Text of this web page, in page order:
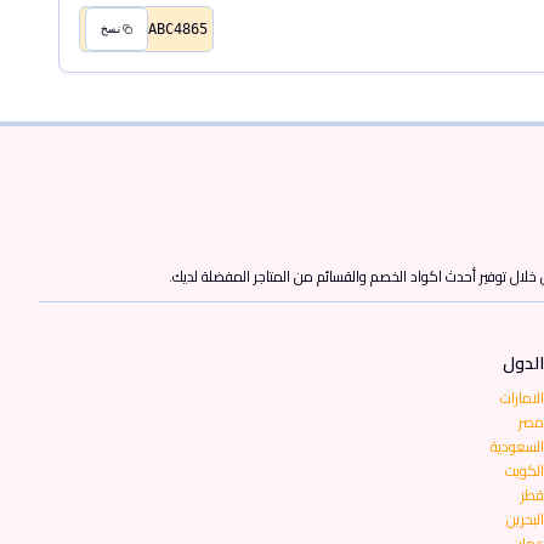
ABC4865 نسخ
توفير أحدث اكواد الخصم والقسائم من المتاجر المفضلة لديك.
الدول
الامارات
مصر
السعودية
الكويت
قطر
البحرين